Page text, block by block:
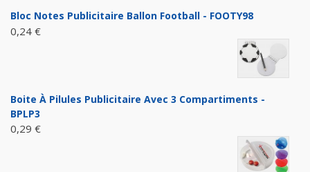
Bloc Notes Publicitaire Ballon Football - FOOTY98
0,24 €
Boite À Pilules Publicitaire Avec 3 Compartiments -
BPLP3
0,29 €